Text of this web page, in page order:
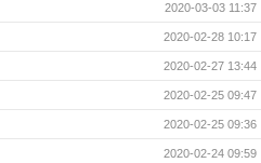
2020-03-03 11:37
2020-02-28 10:17
2020-02-27 13:44
2020-02-25 09:47
2020-02-25 09:36
2020-02-24 09:59